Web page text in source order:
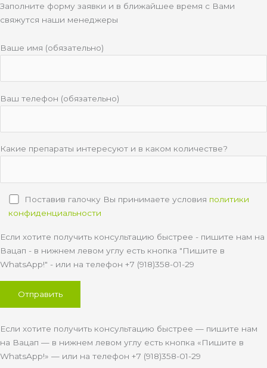
Заполните форму заявки и в ближайшее время с Вами
свяжутся наши менеджеры
Ваше имя (обязательно)
Ваш телефон (обязательно)
Какие препараты интересуют и в каком количестве?
Поставив галочку Вы принимаете условия политики
конфиденциальности
Если хотите получить консультацию быстрее - пишите нам на
Вацап - в нижнем левом углу есть кнопка "Пишите в
WhatsApp!" - или на телефон +7 (918)358-01-29
Если хотите получить консультацию быстрее — пишите нам
на Вацап — в нижнем левом углу есть кнопка «Пишите в
WhatsApp!» — или на телефон +7 (918)358-01-29